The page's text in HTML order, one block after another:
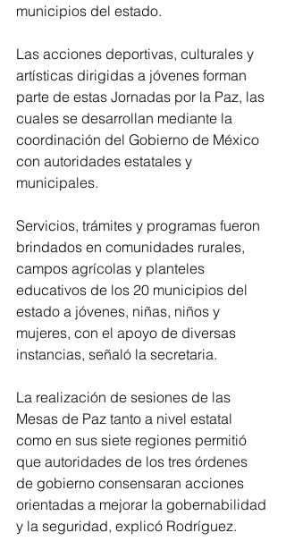
municipios del estado.
Las acciones deportivas, culturales y
artísticas dirigidas a jóvenes forman
parte de estas Jornadas por la Paz, las
cuales se desarrollan mediante la
coordinación del Gobierno de México
con autoridades estatales y
municipales.
Servicios, trámites y programas fueron
brindados en comunidades rurales,
campos agrícolas y planteles
educativos de los 20 municipios del
estado a jóvenes, niñas, niños y
mujeres, con el apoyo de diversas
instancias, señaló la secretaria.
La realización de sesiones de las
Mesas de Paz tanto a nivel estatal
como en sus siete regiones permitió
que autoridades de los tres órdenes
de gobierno consensaran acciones
orientadas a mejorar la gobernabilidad
y la seguridad, explicó Rodríguez.